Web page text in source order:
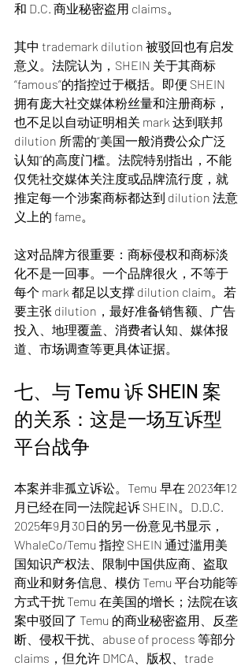
和 D.C. 商业秘密盗用 claims。
其中 trademark dilution 被驳回也有启发
意义。法院认为，SHEIN 关于其商标
“famous”的指控过于概括。即便 SHEIN
拥有庞大社交媒体粉丝量和注册商标，
也不足以自动证明相关 mark 达到联邦
dilution 所需的“美国一般消费公众广泛
认知”的高度门槛。法院特别指出，不能
仅凭社交媒体关注度或品牌流行度，就
推定每一个涉案商标都达到 dilution 法意
义上的 fame。
这对品牌方很重要：商标侵权和商标淡
化不是一回事。一个品牌很火，不等于
每个 mark 都足以支撑 dilution claim。若
要主张 dilution，最好准备销售额、广告
投入、地理覆盖、消费者认知、媒体报
道、市场调查等更具体证据。
七、与 Temu 诉 SHEIN 案
的关系：这是一场互诉型
平台战争
本案并非孤立诉讼。Temu 早在 2023年12
月已经在同一法院起诉 SHEIN。D.D.C.
2025年9月30日的另一份意见书显示，
WhaleCo/Temu 指控 SHEIN 通过滥用美
国知识产权法、限制中国供应商、盗取
商业和财务信息、模仿 Temu 平台功能等
方式干扰 Temu 在美国的增长；法院在该
案中驳回了 Temu 的商业秘密盗用、反垄
断、侵权干扰、abuse of process 等部分
claims，但允许 DMCA、版权、trade